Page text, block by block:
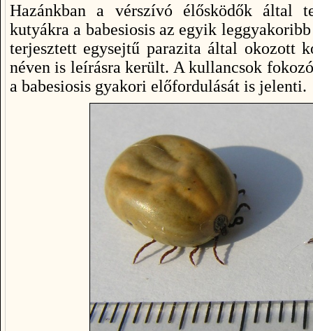
Hazánkban a vérszívó élősködők által
kutyákra a babesiosis az egyik
terjesztett egysejtű parazita által okozott
néven is leírásra került. A kullancsok
a babesiosis gyakori előfordulását is jelenti.